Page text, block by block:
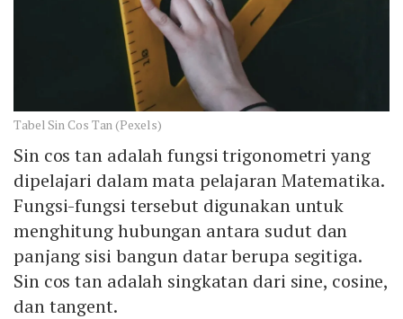
Tabel Sin Cos Tan (Pexels)
Sin cos tan adalah fungsi trigonometri yang
dipelajari dalam mata pelajaran Matematika.
Fungsi-fungsi tersebut digunakan untuk
menghitung hubungan antara sudut dan
panjang sisi bangun datar berupa segitiga.
Sin cos tan adalah singkatan dari sine, cosine,
dan tangent.